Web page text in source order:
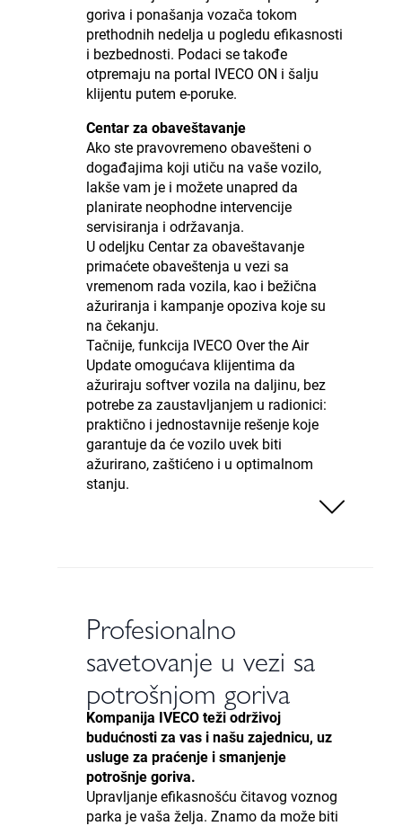
goriva i ponašanja vozača tokom
prethodnih nedelja u pogledu efikasnosti
i bezbednosti. Podaci se takođe
otpremaju na portal IVECO ON i šalju
klijentu putem e-poruke.
Centar za obaveštavanje
Ako ste pravovremeno obavešteni o
događajima koji utiču na vaše vozilo,
lakše vam je i možete unapred da
planirate neophodne intervencije
servisiranja i održavanja.
U odeljku Centar za obaveštavanje
primaćete obaveštenja u vezi sa
vremenom rada vozila, kao i bežična
ažuriranja i kampanje opoziva koje su
na čekanju.
Tačnije, funkcija IVECO Over the Air
Update omogućava klijentima da
ažuriraju softver vozila na daljinu, bez
potrebe za zaustavljanjem u radionici:
praktično i jednostavnije rešenje koje
garantuje da će vozilo uvek biti
ažurirano, zaštićeno i u optimalnom
stanju.
Profesionalno
savetovanje u vezi sa
potrošnjom goriva
Kompanija IVECO teži održivoj
budućnosti za vas i našu zajednicu, uz
usluge za praćenje i smanjenje
potrošnje goriva.
Upravljanje efikasnošću čitavog voznog
parka je vaša želja. Znamo da može biti